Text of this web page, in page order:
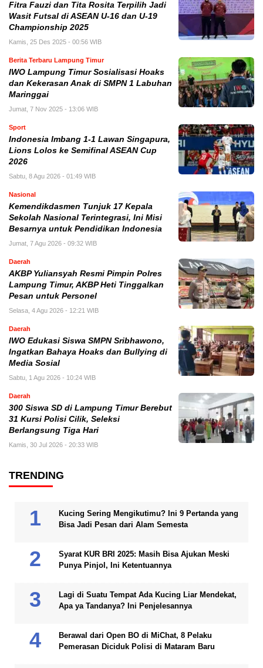
Fitra Fauzi dan Tita Rosita Terpilih Jadi
Wasit Futsal di ASEAN U-16 dan U-19
Championship 2025
Kamis, 25 Des 2025 - 00:56 WIB
Berita Terbaru Lampung Timur
IWO Lampung Timur Sosialisasi Hoaks
dan Kekerasan Anak di SMPN 1 Labuhan
Maringgai
Jumat, 7 Nov 2025 - 13:06 WIB
Sport
Indonesia Imbang 1-1 Lawan Singapura,
Lions Lolos ke Semifinal ASEAN Cup
2026
Sabtu, 8 Agu 2026 - 01:49 WIB
Nasional
Kemendikdasmen Tunjuk 17 Kepala
Sekolah Nasional Terintegrasi, Ini Misi
Besarnya untuk Pendidikan Indonesia
Jumat, 7 Agu 2026 - 09:32 WIB
Daerah
AKBP Yuliansyah Resmi Pimpin Polres
Lampung Timur, AKBP Heti Tinggalkan
Pesan untuk Personel
Selasa, 4 Agu 2026 - 12:21 WIB
Daerah
IWO Edukasi Siswa SMPN Sribhawono,
Ingatkan Bahaya Hoaks dan Bullying di
Media Sosial
Sabtu, 1 Agu 2026 - 10:24 WIB
Daerah
300 Siswa SD di Lampung Timur Berebut
31 Kursi Polisi Cilik, Seleksi
Berlangsung Tiga Hari
Kamis, 30 Jul 2026 - 20:33 WIB
TRENDING
Kucing Sering Mengikutimu? Ini 9 Pertanda yang
Bisa Jadi Pesan dari Alam Semesta
Syarat KUR BRI 2025: Masih Bisa Ajukan Meski
Punya Pinjol, Ini Ketentuannya
Lagi di Suatu Tempat Ada Kucing Liar Mendekat,
Apa ya Tandanya? Ini Penjelesannya
Berawal dari Open BO di MiChat, 8 Pelaku
Pemerasan Diciduk Polisi di Mataram Baru